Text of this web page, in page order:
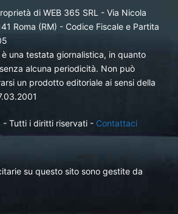
di WEB 365 SRL - Via Nicola
Roma (RM) - Codice Fiscale e Partita
una testata giornalistica, in quanto
alcuna periodicità. Non può
un prodotto editoriale ai sensi della
Tutti i diritti riservati - Contattaci
su questo sito sono gestite da